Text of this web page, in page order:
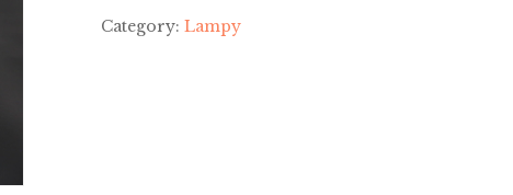
Category: Lampy